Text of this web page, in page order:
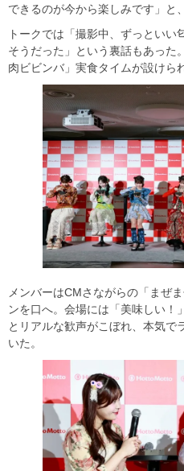
できるのが今から楽しみです」と
トークでは「撮影中、ずっとい
そうだった」という裏話もあった
肉ビビンバ」実食タイムが設けら
メンバーはCMさながらの「まぜ
ンを口へ。会場には「美味しい！
とリアルな歓声がこぼれ、本気で
いた。